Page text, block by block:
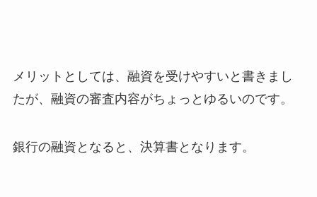
メリットとしては、融資を受けやすいと書きまし
たが、融資の審査内容がちょっとゆるいのです。
銀行の融資となると、決算書となります。